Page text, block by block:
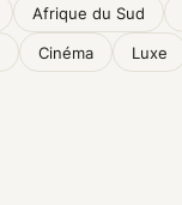
Afrique du Sud
Cinéma Luxe